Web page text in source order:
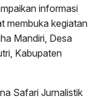
informasi
membuka kegiatan
Mandiri, Desa
Kabupaten
Safari Jurnalistik